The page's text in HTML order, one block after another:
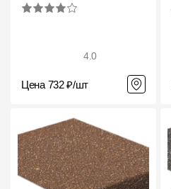
4.0
Цена 732 ₽/шт